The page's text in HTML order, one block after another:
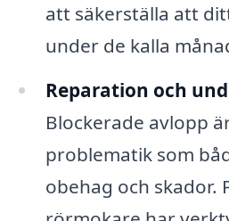
att säkerställa att
under de kalla
Reparation och
Blockerade avlopp
problematik som
obehag och skador.